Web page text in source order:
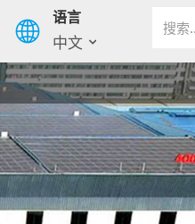
语言
中文